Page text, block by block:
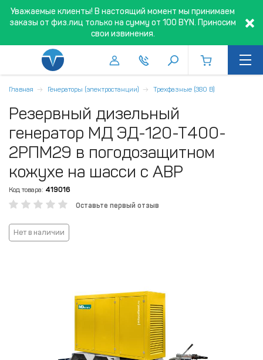
Уважаемые клиенты! В настоящий момент мы принимаем
заказы от физ.лиц только на сумму от 100 BYN. Приносим
свои извинения.
Главная Генераторы (электростанции) Трехфазные (380 В)
Резервный дизельный
генератор МД ЭД-120-Т400-
2РПМ29 в погодозащитном
кожухе на шасси с АВР
Код товара: 419016
Оставьте первый отзыв
Нет в наличии